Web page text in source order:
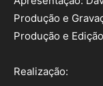
Produção e
Produção e
Realização: